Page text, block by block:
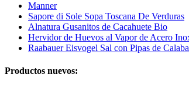
Manner
Sapore di Sole Sopa Toscana De Verduras
Alnatura Gusanitos de Cacahuete Bio
Hervidor de Huevos al Vapor de Acero
Raabauer Eisvogel Sal con Pipas de
Productos nuevos: